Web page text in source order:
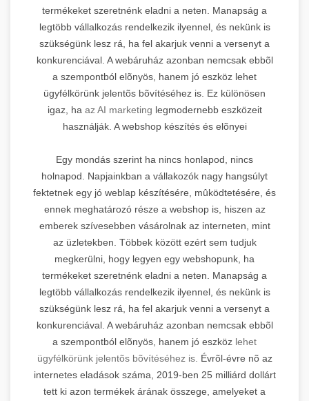
termékeket szeretnénk eladni a neten. Manapság a
legtöbb vállalkozás rendelkezik ilyennel, és nekünk is
szükségünk lesz rá, ha fel akarjuk venni a versenyt a
konkurenciával. A webáruház azonban nemcsak ebbõl
a szempontból elõnyös, hanem jó eszköz lehet
ügyfélkörünk jelentõs bõvítéséhez is. Ez különösen
igaz, ha az AI marketing legmodernebb eszközeit
használják. A webshop készítés és elõnyei
Egy mondás szerint ha nincs honlapod, nincs
holnapod. Napjainkban a vállakozók nagy hangsúlyt
fektetnek egy jó weblap készítésére, mûködtetésére, és
ennek meghatározó része a webshop is, hiszen az
emberek szívesebben vásárolnak az interneten, mint
az üzletekben. Többek között ezért sem tudjuk
megkerülni, hogy legyen egy webshopunk, ha
termékeket szeretnénk eladni a neten. Manapság a
legtöbb vállalkozás rendelkezik ilyennel, és nekünk is
szükségünk lesz rá, ha fel akarjuk venni a versenyt a
konkurenciával. A webáruház azonban nemcsak ebbõl
a szempontból elõnyös, hanem jó eszköz lehet
ügyfélkörünk jelentõs bõvítéséhez is. Évrõl-évre nõ az
internetes eladások száma, 2019-ben 25 milliárd dollárt
tett ki azon termékek árának összege, amelyeket a